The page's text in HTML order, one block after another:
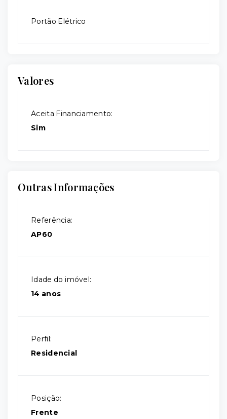
Portão Elétrico
Valores
Aceita Financiamento:
Sim
Outras Informações
Referência:
AP60
Idade do imóvel:
14 anos
Perfil:
Residencial
Posição:
Frente